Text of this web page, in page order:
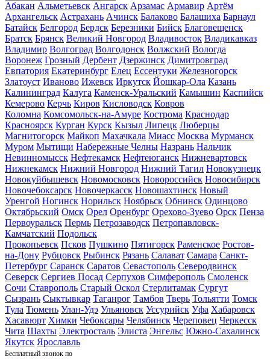
Абакан Альметьевск Ангарск Арзамас Армавир Артём
Архангельск Астрахань Ачинск Балаково Балашиха Барнаул
Батайск Белгород Бердск Березники Бийск Благовещенск
Братск Брянск Великий Новгород Владивосток Владикавказ
Владимир Волгоград Волгодонск Волжский Вологда
Воронеж Грозный Дербент Дзержинск Димитровград
Евпатория Екатеринбург Елец Ессентуки Железногорск
Златоуст Иваново Ижевск Иркутск Йошкар-Ола Казань
Калининград Калуга Каменск-Уральский Камышин Каспийск
Кемерово Керчь Киров Кисловодск Ковров
Коломна Комсомольск-на-Амуре Кострома Краснодар
Красноярск Курган Курск Кызыл Липецк Люберцы
Магнитогорск Майкоп Махачкала Миасс Москва Мурманск
Муром Мытищи Набережные Челны Назрань Нальчик
Невинномысск Нефтекамск Нефтеюганск Нижневартовск
Нижнекамск Нижний Новгород Нижний Тагил Новокузнецк
Новокуйбышевск Новомосковск Новороссийск Новосибирск
Новочебоксарск Новочеркасск Новошахтинск Новый
Уренгой Ногинск Норильск Ноябрьск Обнинск Одинцово
Октябрьский Омск Орел Оренбург Орехово-Зуево Орск Пенза
Первоуральск Пермь Петрозаводск Петропавловск-
Камчатский Подольск
Прокопьевск Псков Пушкино Пятигорск Раменское Ростов-
на-Дону Рубцовск Рыбинск Рязань Салават Самара Санкт-
Петербург Саранск Саратов Севастополь Северодвинск
Северск Сергиев Посад Серпухов Симферополь Смоленск
Сочи Ставрополь Старый Оскол Стерлитамак Сургут
Сызрань Сыктывкар Таганрог Тамбов Тверь Тольятти Томск
Тула Тюмень Улан-Удэ Ульяновск Уссурийск Уфа Хабаровск
Хасавюрт Химки Чебоксары Челябинск Череповец Черкесск
Чита Шахты Электросталь Элиста Энгельс Южно-Сахалинск
Якутск Ярославль
Бесплатный звонок по